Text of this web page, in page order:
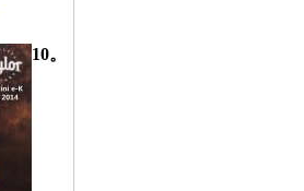
10。